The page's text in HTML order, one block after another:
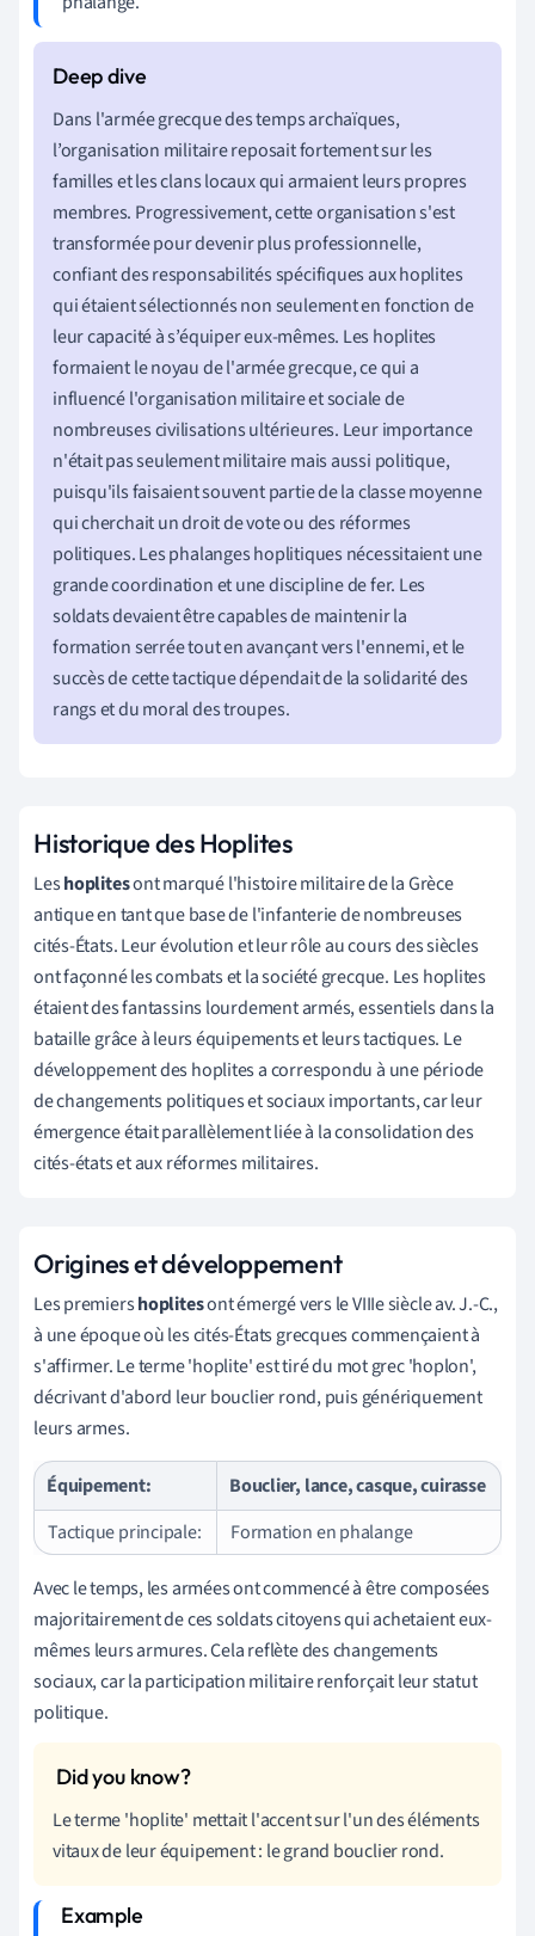
Dans l'armée grecque des temps archaïques,
l’organisation militaire reposait fortement sur les
familles et les clans locaux qui armaient leurs propres
membres. Progressivement, cette organisation s'est
transformée pour devenir plus professionnelle,
confiant des responsabilités spécifiques aux hoplites
qui étaient sélectionnés non seulement en fonction de
leur capacité à s’équiper eux-mêmes. Les hoplites
formaient le noyau de l'armée grecque, ce qui a
influencé l'organisation militaire et sociale de
nombreuses civilisations ultérieures. Leur importance
n'était pas seulement militaire mais aussi politique,
puisqu'ils faisaient souvent partie de la classe moyenne
qui cherchait un droit de vote ou des réformes
politiques. Les phalanges hoplitiques nécessitaient une
grande coordination et une discipline de fer. Les
soldats devaient être capables de maintenir la
formation serrée tout en avançant vers l'ennemi, et le
succès de cette tactique dépendait de la solidarité des
rangs et du moral des troupes.
Historique des Hoplites
Leshoplitesont marqué l'histoire militaire de la Grèce
antique en tant que base de l'infanterie de nombreuses
cités-États. Leur évolution et leur rôle au cours des siècles
ont façonné les combats et la société grecque. Les hoplites
étaient des fantassins lourdement armés, essentiels dans la
bataille grâce à leurs équipements et leurs tactiques. Le
développement des hoplites a correspondu à une période
de changements politiques et sociaux importants, car leur
émergence était parallèlement liée à la consolidation des
cités-états et aux réformes militaires.
Origines et développement
Les premiershoplitesont émergé vers le VIIIe siècle av. J.-C.,
à une époque où les cités-États grecques commençaient à
s'affirmer. Le terme 'hoplite' est tiré du mot grec 'hoplon',
décrivant d'abord leur bouclier rond, puis génériquement
leurs armes.
Équipement:
Bouclier, lance, casque, cuirasse
Tactique principale:
Formation en phalange
Avec le temps, les armées ont commencé à être composées
majoritairement de ces soldats citoyens qui achetaient eux-
mêmes leurs armures. Cela reflète des changements
sociaux, car la participation militaire renforçait leur statut
politique.
Le terme 'hoplite' mettait l'accent sur l'un des éléments
vitaux de leur équipement : le grand bouclier rond.